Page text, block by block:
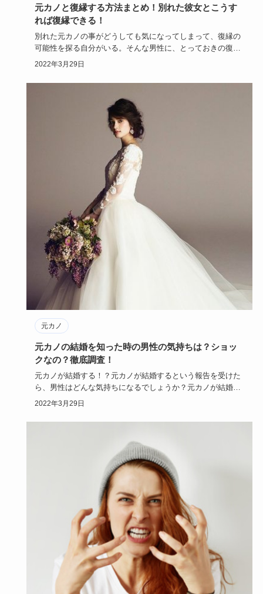
元カノと復縁する方法まとめ！別れた彼女とこうす
れば復縁できる！
別れた元カノの事がどうしても気になってしまって、復縁の
可能性を探る自分がいる。そんな男性に、とっておきの復縁
マジックを教え…
2022年3月29日
元カノ
元カノの結婚を知った時の男性の気持ちは？ショッ
クなの？徹底調査！
元カノが結婚する！？元カノが結婚するという報告を受けた
ら、男性はどんな気持ちになるでしょうか？元カノが結婚し
てショック？ま…
2022年3月29日